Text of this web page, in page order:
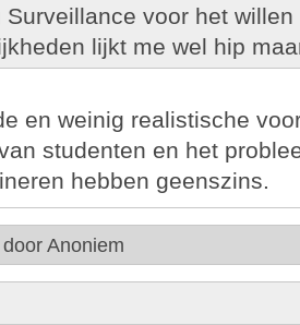
Surveillance voor het
lijkt me wel hip
en weinig realistische
studenten en het
hebben geenszins.
Anoniem